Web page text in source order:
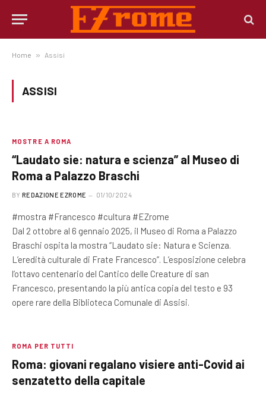
Home » Assisi
ASSISI
MOSTRE A ROMA
“Laudato sie: natura e scienza” al Museo di
Roma a Palazzo Braschi
BY REDAZIONE EZROME 01/10/2024
#mostra #Francesco #cultura #EZrome
Dal 2 ottobre al 6 gennaio 2025, il Museo di Roma a Palazzo
Braschi ospita la mostra “Laudato sie: Natura e Scienza.
L’eredità culturale di Frate Francesco”. L’esposizione celebra
l’ottavo centenario del Cantico delle Creature di san
Francesco, presentando la più antica copia del testo e 93
opere rare della Biblioteca Comunale di Assisi.
ROMA PER TUTTI
Roma: giovani regalano visiere anti-Covid ai
senzatetto della capitale